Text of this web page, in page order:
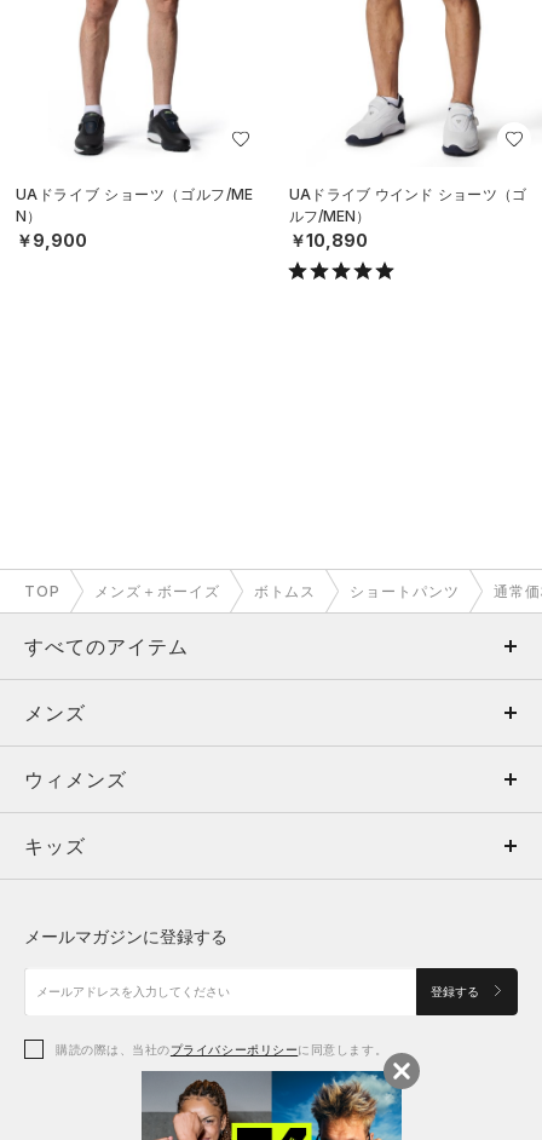
UAドライブ ショーツ（ゴルフ/ME
N）
￥9,900
UAドライブ ウインド ショーツ（ゴ
ルフ/MEN）
￥10,890
TOP メンズ＋ボーイズ ボトムス ショートパンツ 通常
すべてのアイテム
メンズ
ウィメンズ
キッズ
アクセサリー
メンズ
トップス
ボトムス
アクセサリー
ウィメンズ
トップス
シューズ
アクセサリー
キッズ
シューズ
メールマガジンに登録する
登録する
購読の際は、当社のプライバシーポリシーに同意します。